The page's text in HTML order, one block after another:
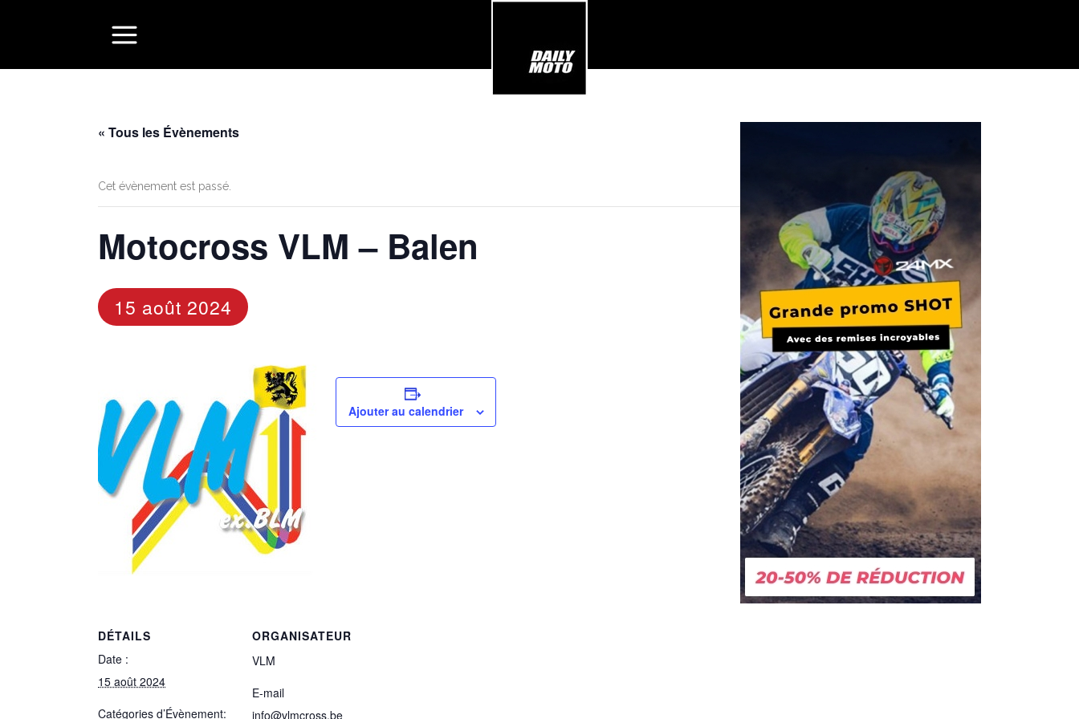
« Tous les Évènements
Cet évènement est passé.
Motocross VLM – Balen
15 août 2024
Ajouter au calendrier
DÉTAILS
Date :
15 août 2024
Catégories d’Évènement:
ORGANISATEUR
VLM
E-mail
info@vlmcross.be